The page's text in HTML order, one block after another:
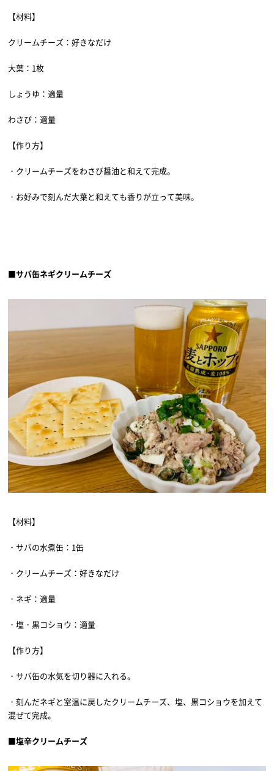
【材料】
クリームチーズ：好きなだけ
大葉：1枚
しょうゆ：適量
わさび：適量
【作り方】
・クリームチーズをわさび醤油と和えて完成。
・お好みで刻んだ大葉と和えても香りが立って美味。
■サバ缶ネギクリームチーズ
【材料】
・サバの水煮缶：1缶
・クリームチーズ：好きなだけ
・ネギ：適量
・塩・黒コショウ：適量
【作り方】
・サバ缶の水気を切り器に入れる。
・刻んだネギと室温に戻したクリームチーズ、塩、黒コショウを加えて
混ぜて完成。
■塩辛クリームチーズ